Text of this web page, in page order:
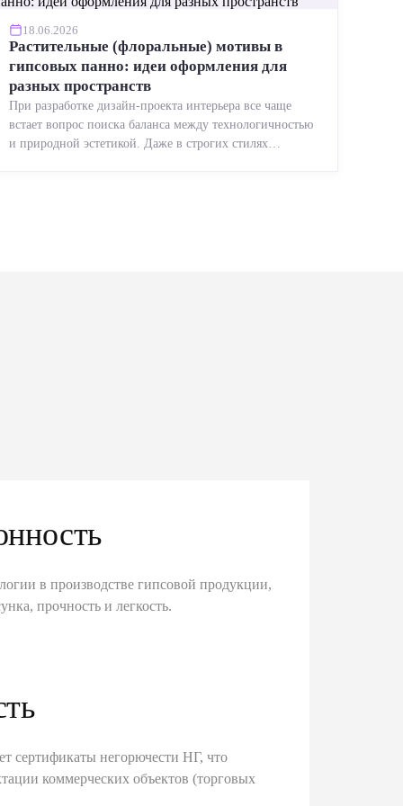
18.06.2026
Растительные (флоральные) мотивы в
гипсовых панно: идеи оформления для
разных пространств
При разработке дизайн-проекта интерьера все чаще
встает вопрос поиска баланса между технологичностью
и природной эстетикой. Даже в строгих стилях
в производстве гипсовой продукции,
прочность и легкость.
сертификаты негорючести НГ, что
коммерческих объектов (торговых